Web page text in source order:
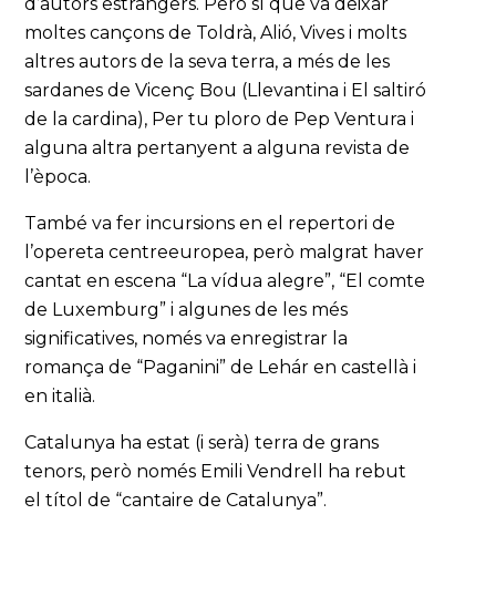
moltes cançons de Toldrà, Alió, Vives i molts
altres autors de la seva terra, a més de les
sardanes de Vicenç Bou (Llevantina i El saltiró
de la cardina), Per tu ploro de Pep Ventura i
alguna altra pertanyent a alguna revista de
l’època.
També va fer incursions en el repertori de
l’opereta centreeuropea, però malgrat haver
cantat en escena “La vídua alegre”, “El comte
de Luxemburg” i algunes de les més
significatives, només va enregistrar la
romança de “Paganini” de Lehár en castellà i
en italià.
Catalunya ha estat (i serà) terra de grans
tenors, però només Emili Vendrell ha rebut
el títol de “cantaire de Catalunya”.